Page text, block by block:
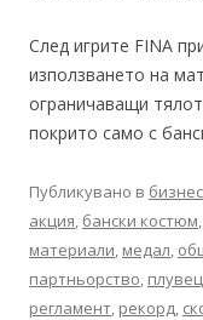
След игрите FINA
използването на
ограничаващи
покрито само с
Публикувано в бизнес
акция, бански костюм,
материали, медал,
партньорство, плувец
регламент, рекорд,